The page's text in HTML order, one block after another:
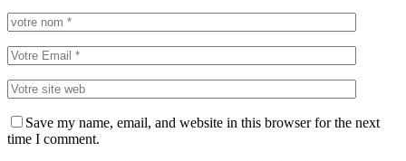
Save my name, email, and website in this browser for the next
time I comment.